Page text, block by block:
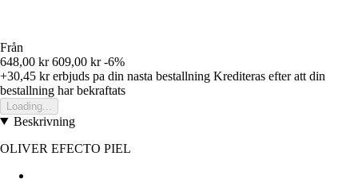
Från
648,00 kr 609,00 kr -6%
+30,45 krerbjuds pa din nasta bestallning Krediteras efter att din
bestallning har bekraftats
Loading...
Beskrivning
OLIVER EFECTO PIEL